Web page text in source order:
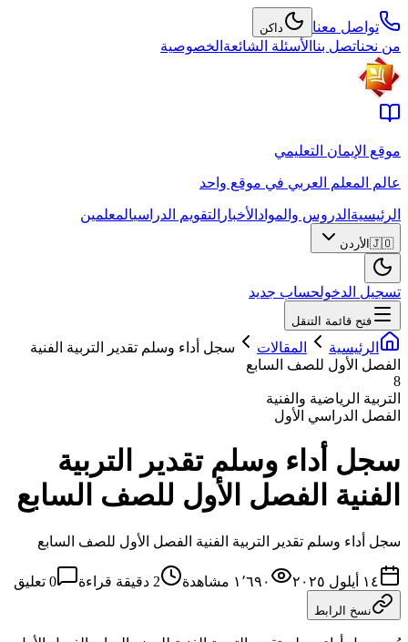
تواصل معنا داكن
من نحناتصل بنا الأسئلة الشائعة الخصوصية
موقع الإيمان التعليمي
عالم المعلم العربي في موقع واحد
الرئيسية الدروس والمواد الأخبار التقويم الدراسيالمعلمين
🇯🇴 الأردن
تسجيل الدخولحساب جديد
فتح قائمة التنقل
الرئيسية المقالات
سجل أداء وسلم تقدير التربية الفنية
الفصل الأول للصف السابع
8
التربية الرياضية والفنية
الفصل الدراسي الأول
سجل أداء وسلم تقدير التربية
الفنية الفصل الأول للصف السابع
سجل أداء وسلم تقدير التربية الفنية الفصل الأول للصف السابع
١٤ أيلول ٢٠٢٥ ١٬٦٩٠ مشاهدة 2 دقيقة قراءة 0 تعليق
نسخ الرابط